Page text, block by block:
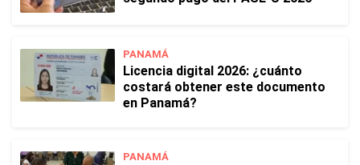
PANAMÁ
Licencia digital 2026: ¿cuánto
costará obtener este documento
en Panamá?
PANAMÁ